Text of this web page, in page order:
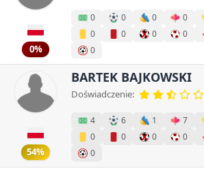
0%
0 0 0 0
0
0 0 0
0
54%
BARTEK BAJKOWSKI
Doświadczenie:
4 6 1 7
0
0 0 0
0